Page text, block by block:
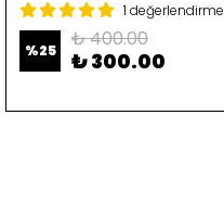
1 değerlendirme
%25 ₺ 400.00
₺ 300.00